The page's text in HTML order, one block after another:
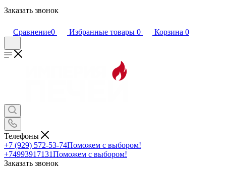
Заказать звонок
Сравнение0 Избранные товары 0 Корзина 0
Телефоны
+7 (929) 572-53-74Поможем с выбором!
+74993917131Поможем с выбором!
Заказать звонок